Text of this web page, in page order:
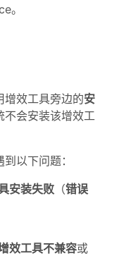
。
增效工具旁边的安
不会安装该增效工
以下问题：
安装失败 （错误
效工具不兼容或